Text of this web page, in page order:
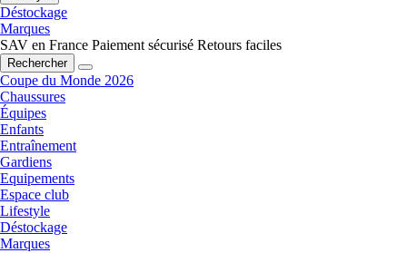
Déstockage
Marques
SAV en France Paiement sécurisé Retours faciles
Rechercher
Coupe du Monde 2026
Chaussures
Équipes
Enfants
Entraînement
Gardiens
Equipements
Espace club
Lifestyle
Déstockage
Marques